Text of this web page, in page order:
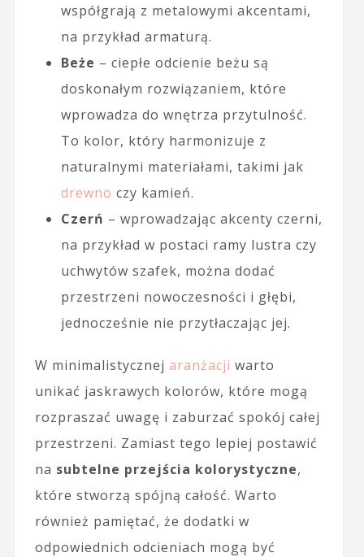
współgrają z metalowymi akcentami,
na przykład armaturą.
Beże – ciepłe odcienie beżu są
doskonałym rozwiązaniem, które
wprowadza do wnętrza przytulność.
To kolor, który harmonizuje z
naturalnymi materiałami, takimi jak
drewno czy kamień.
Czerń – wprowadzając akcenty czerni,
na przykład w postaci ramy lustra czy
uchwytów szafek, można dodać
przestrzeni nowoczesności i głębi,
jednocześnie nie przytłaczając jej.
W minimalistycznej aranżacji warto
unikać jaskrawych kolorów, które mogą
rozpraszać uwagę i zaburzać spokój całej
przestrzeni. Zamiast tego lepiej postawić
na subtelne przejścia kolorystyczne,
które stworzą spójną całość. Warto
również pamiętać, że dodatki w
odpowiednich odcieniach mogą być